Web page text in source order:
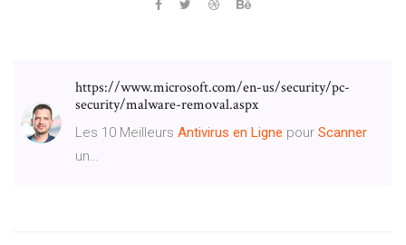
https://www.microsoft.com/en-us/security/pc-
security/malware-removal.aspx
Les 10 Meilleurs Antivirus en Ligne pour Scanner
un…